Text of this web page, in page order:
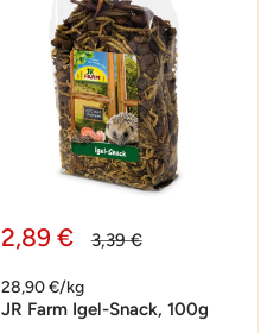
Sonderpreis
2,89 € Normalpreis
3,39 €
28,90 €/kg
JR Farm Igel-Snack, 100g